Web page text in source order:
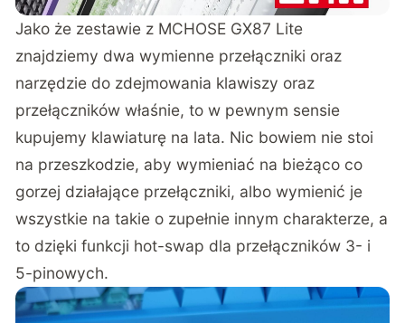
Jako że zestawie z MCHOSE GX87 Lite
znajdziemy dwa wymienne przełączniki oraz
narzędzie do zdejmowania klawiszy oraz
przełączników właśnie, to w pewnym sensie
kupujemy klawiaturę na lata. Nic bowiem nie stoi
na przeszkodzie, aby wymieniać na bieżąco co
gorzej działające przełączniki, albo wymienić je
wszystkie na takie o zupełnie innym charakterze, a
to dzięki funkcji hot-swap dla przełączników 3- i
5-pinowych.